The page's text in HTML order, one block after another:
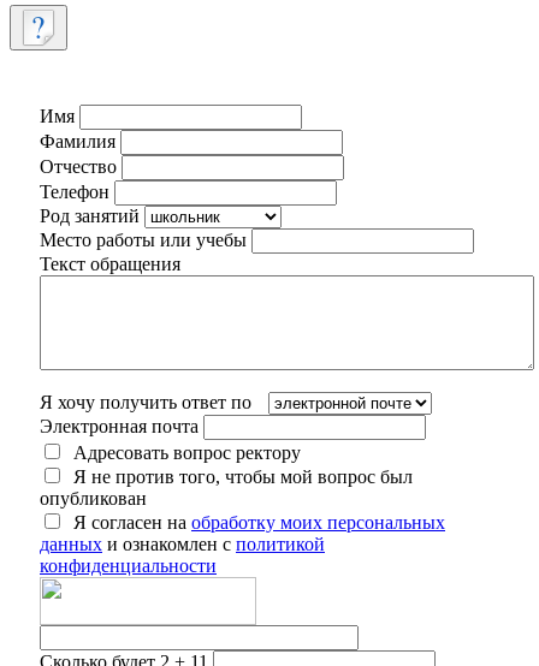
Имя
Фамилия
Отчество
Телефон
Род занятий
Место работы или учебы
Текст обращения
Я хочу получить ответ по
Электронная почта
Адресовать вопрос ректору
Я не против того, чтобы мой вопрос был
опубликован
Я согласен на обработку моих персональных
данных и ознакомлен с политикой
конфиденциальности